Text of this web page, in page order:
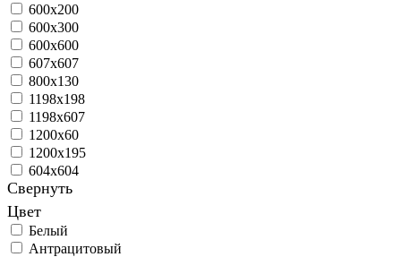
600х200
600х300
600х600
607x607
800х130
1198x198
1198x607
1200х60
1200х195
604х604
Свернуть
Цвет
Белый
Антрацитовый